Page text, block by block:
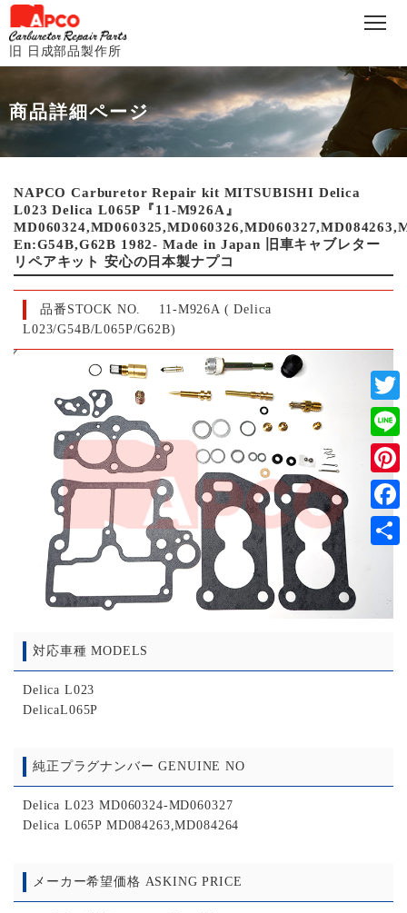
旧 日成部品製作所
商品詳細ページ
NAPCO Carburetor Repair kit MITSUBISHI Delica
L023 Delica L065P『11-M926A』
En:G54B,G62B 1982- Made in Japan 旧車キャブレター
リペアキット 安心の日本製ナプコ
品番STOCK NO.
11-M926A ( Delica
L023/G54B/L065P/G62B)
対応車種 MODELS
Delica L023
DelicaL065P
純正プラグナンバー GENUINE NO
Delica L023 MD060324-MD060327
Delica L065P MD084263,MD084264
メーカー希望価格 ASKING PRICE
Line